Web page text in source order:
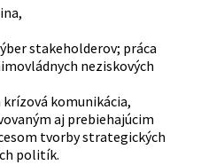
stakeholderov; práca
neziskových
krízová komunikácia,
aj prebiehajúcim
tvorby strategických
politík.